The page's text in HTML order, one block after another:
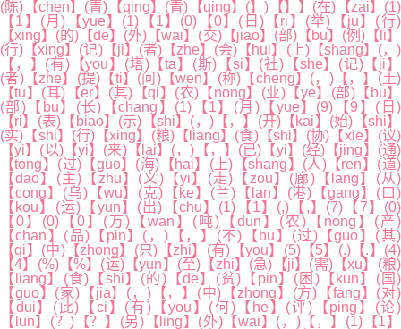
(陈)【chen】(青)【qing】(青)【qing】(】)【】】(在)【zai】(1)
【1】(月)【yue】(1)【1】(0)【0】(日)【ri】(举)【ju】(行)
【xing】(的)【de】(外)【wai】(交)【jiao】(部)【bu】(例)【li】
(行)【xing】(记)【ji】(者)【zhe】(会)【hui】(上)【shang】(，)
【，】(有)【you】(塔)【ta】(斯)【si】(社)【she】(记)【ji】
(者)【zhe】(提)【ti】(问)【wen】(称)【cheng】(，)【，】(土)
【tu】(耳)【er】(其)【qi】(农)【nong】(业)【ye】(部)【bu】
(部)【bu】(长)【chang】(1)【1】(月)【yue】(9)【9】(日)
【ri】(表)【biao】(示)【shi】(，)【，】(开)【kai】(始)【shi】
(实)【shi】(行)【xing】(粮)【liang】(食)【shi】(协)【xie】(议)
【yi】(以)【yi】(来)【lai】(，)【，】(已)【yi】(经)【jing】(通)
【tong】(过)【guo】(海)【hai】(上)【shang】(人)【ren】(道)
【dao】(主)【zhu】(义)【yi】(走)【zou】(廊)【lang】(从)
【cong】(乌)【wu】(克)【ke】(兰)【lan】(港)【gang】(口)
【kou】(运)【yun】(出)【chu】(1)【1】(,)【,】(7)【7】(0)
【0】(0)【0】(万)【wan】(吨)【dun】(农)【nong】(产)
【chan】(品)【pin】(，)【，】(不)【bu】(过)【guo】(其)
【qi】(中)【zhong】(只)【zhi】(有)【you】(5)【5】(.)【.】(4)
【4】(%)【%】(运)【yun】(至)【zhi】(急)【ji】(需)【xu】(粮)
【liang】(食)【shi】(的)【de】(贫)【pin】(困)【kun】(国)
【guo】(家)【jia】(，)【，】(中)【zhong】(方)【fang】(对)
【dui】(此)【ci】(有)【you】(何)【he】(评)【ping】(论)
【lun】(？)【？】(另)【ling】(外)【wai】(，)【，】(1)【1】